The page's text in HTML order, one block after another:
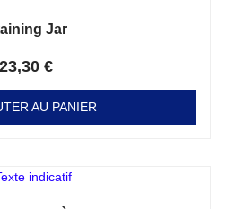
Jar
23,30 €
AU PANIER